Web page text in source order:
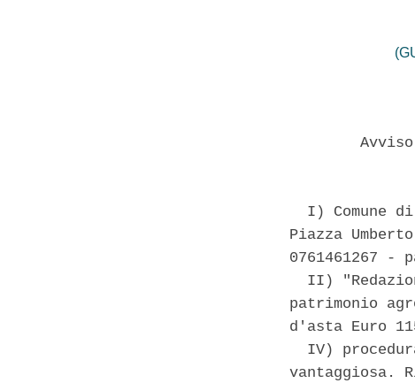
I) Comune
Piazza
0761461267 -
II)
patrimonio
d'asta Euro
IV)
vantaggiosa.